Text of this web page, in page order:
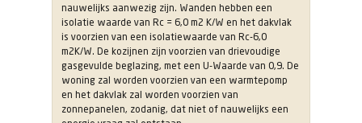
nauwelijks aanwezig zijn. Wanden hebben een
isolatie waarde van Rc = 6,0 m2 K/W en het dakvlak
is voorzien van een isolatiewaarde van Rc-6,0
m2K/W. De kozijnen zijn voorzien van drievoudige
gasgevulde beglazing, met een U-Waarde van 0,9. De
woning zal worden voorzien van een warmtepomp
en het dakvlak zal worden voorzien van
zonnepanelen, zodanig, dat niet of nauwelijks een